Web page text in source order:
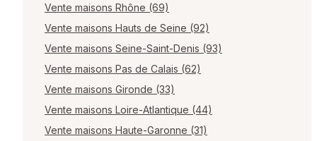
Vente maisons Rhône (69)
Vente maisons Hauts de Seine (92)
Vente maisons Seine-Saint-Denis (93)
Vente maisons Pas de Calais (62)
Vente maisons Gironde (33)
Vente maisons Loire-Atlantique (44)
Vente maisons Haute-Garonne (31)